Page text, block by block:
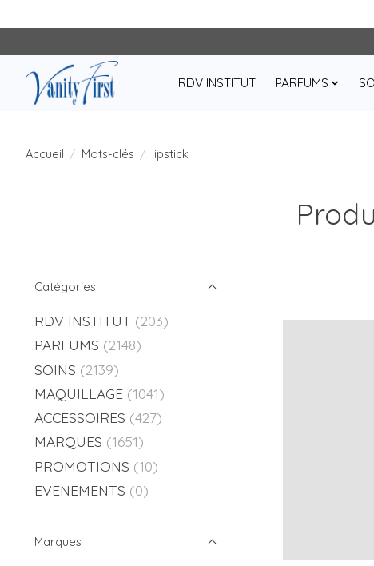
RDV INSTITUT PARFUMS
Accueil / Mots-clés / lipstick
Catégories
RDV INSTITUT (203)
PARFUMS (2148)
SOINS (2139)
MAQUILLAGE (1041)
ACCESSOIRES (427)
MARQUES (1651)
PROMOTIONS (10)
EVENEMENTS (0)
Marques